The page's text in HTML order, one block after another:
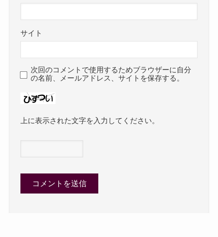
サイト
次回のコメントで使用するためブラウザーに自分
の名前、メールアドレス、サイトを保存する。
上に表示された文字を入力してください。